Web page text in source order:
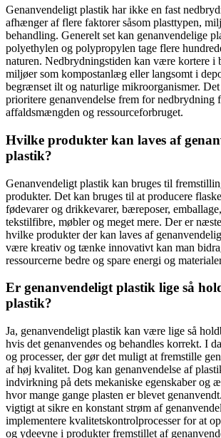
Genanvendeligt plastik har ikke en fast
afhænger af flere faktorer såsom plasttypen,
behandling. Generelt set kan genanvendelige
polyethylen og polypropylen tage flere
naturen. Nedbrydningstiden kan være kortere i
miljøer som kompostanlæg eller langsomt i
begrænset ilt og naturlige mikroorganismer.
prioritere genanvendelse frem for nedbrydning
affaldsmængden og ressourceforbruget.
Hvilke produkter kan laves af
plastik?
Genanvendeligt plastik kan bruges til
produkter. Det kan bruges til at producere
fødevarer og drikkevarer, bæreposer,
tekstilfibre, møbler og meget mere. Der er
hvilke produkter der kan laves af
være kreativ og tænke innovativt kan man
ressourcerne bedre og spare energi og
Er genanvendeligt plastik lige så
plastik?
Ja, genanvendeligt plastik kan være lige så
hvis det genanvendes og behandles korrekt. I
og processer, der gør det muligt at fremstille
af høj kvalitet. Dog kan genanvendelse af
indvirkning på dets mekaniske egenskaber og
hvor mange gange plasten er blevet
vigtigt at sikre en konstant strøm af
implementere kvalitetskontrolprocesser for at
og ydeevne i produkter fremstillet af